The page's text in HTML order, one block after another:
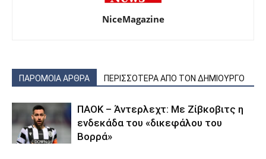
NiceMagazine
ΠΑΡΟΜΟΙΑ ΑΡΘΡΑ ΠΕΡΙΣΣΟΤΕΡΑ ΑΠΟ ΤΟΝ ΔΗΜΙΟΥΡΓΟ
ΠΑΟΚ – Άντερλεχτ: Με Ζίβκοβιτς η
ενδεκάδα του «δικεφάλου του
Βορρά»